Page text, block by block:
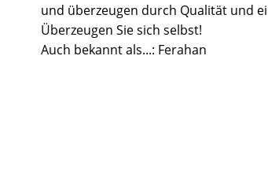
und überzeugen durch Qualität und
Überzeugen Sie sich selbst!
Auch bekannt als...: Ferahan